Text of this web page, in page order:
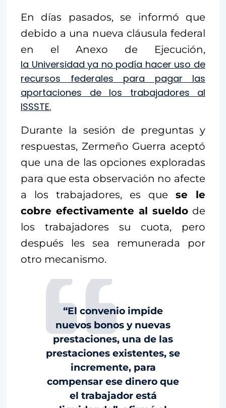
En días pasados, se informó que
debido a una nueva cláusula federal
en el Anexo de Ejecución,
la Universidad ya no podía hacer uso de
recursos federales para pagar las
aportaciones de los trabajadores al
ISSSTE.
Durante la sesión de preguntas y
respuestas, Zermeño Guerra aceptó
que una de las opciones exploradas
para que esta observación no afecte
a los trabajadores, es que se le
cobre efectivamente al sueldo de
los trabajadores su cuota, pero
después les sea remunerada por
otro mecanismo.
“El convenio impide
nuevos bonos y nuevas
prestaciones, una de las
prestaciones existentes, se
incremente, para
compensar ese dinero que
el trabajador está